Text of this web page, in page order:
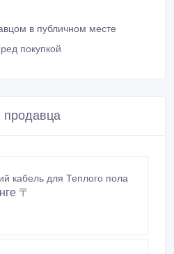
в публичном месте
покупкой
кабель для Теплого пола
〒